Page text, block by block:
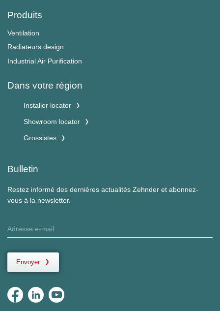
Produits
Ventilation
Radiateurs design
Industrial Air Purification
Dans votre région
Installer locator
Showroom locator
Grossistes
Bulletin
Restez informé des dernières actualités Zehnder et abonnez-
vous à la newsletter.
Envoyer